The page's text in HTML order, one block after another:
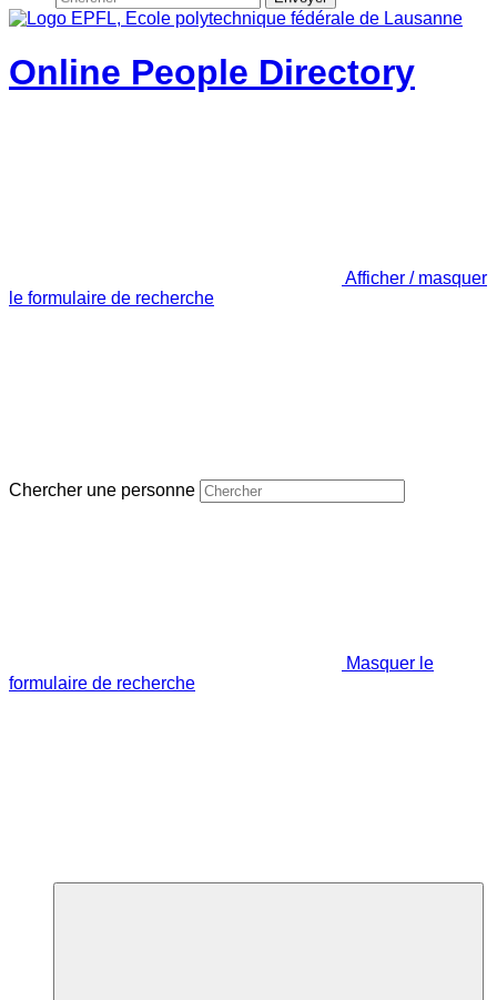
Online People Directory
Afficher / masquer
le formulaire de recherche
Chercher une personne
Masquer le
formulaire de recherche